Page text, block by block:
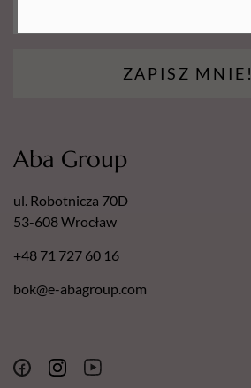
ZAPISZ MNIE!
Aba Group
ul. Robotnicza 70D
53-608 Wrocław
+48 71 727 60 16
bok@e-abagroup.com